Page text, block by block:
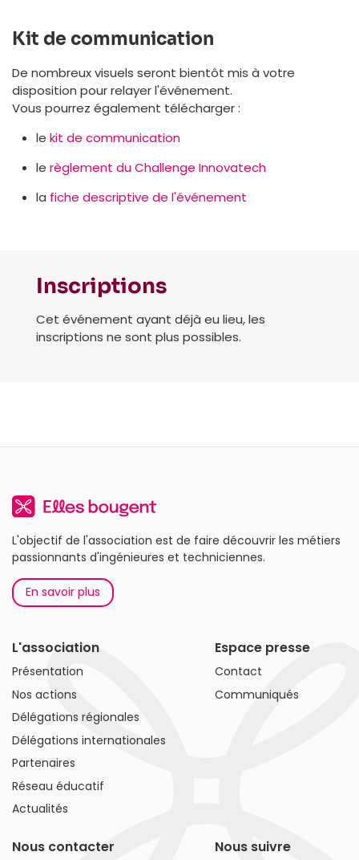
Kit de communication
De nombreux visuels seront bientôt mis à votre
disposition pour relayer l'événement.
Vous pourrez également télécharger :
le kit de communication
le règlement du Challenge Innovatech
la fiche descriptive de l'événement
Inscriptions
Cet événement ayant déjà eu lieu, les
inscriptions ne sont plus possibles.
L'objectif de l'association est de faire découvrir les métiers
passionnants d'ingénieures et techniciennes.
En savoir plus
L'association
Présentation
Nos actions
Délégations régionales
Délégations internationales
Partenaires
Réseau éducatif
Actualités
Espace presse
Contact
Communiqués
Nous contacter Nous suivre